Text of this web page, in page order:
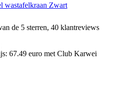
wastafelkraan Zwart
de 5 sterren, 40 klantreviews
67.49 euro met Club Karwei